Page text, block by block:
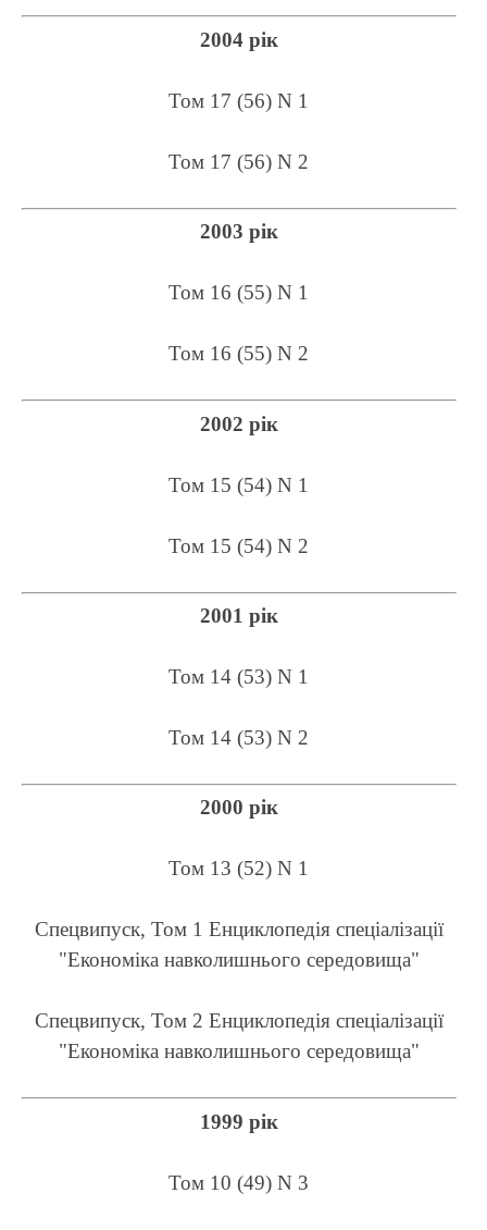
2004 рік
Том 17 (56) N 1
Том 17 (56) N 2
2003 рік
Том 16 (55) N 1
Том 16 (55) N 2
2002 рік
Том 15 (54) N 1
Том 15 (54) N 2
2001 рік
Том 14 (53) N 1
Том 14 (53) N 2
2000 рік
Том 13 (52) N 1
Спецвипуск, Том 1 Енциклопедія спеціалізації
"Економіка навколишнього середовища"
Спецвипуск, Том 2 Енциклопедія спеціалізації
"Економіка навколишнього середовища"
1999 рік
Том 10 (49) N 3